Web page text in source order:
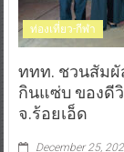
ท่องเที่ยว-กีฬา
ททท. ชวนสัมผั
กินแซ่บ ของดี
จ.ร้อยเอ็ด
December 25,